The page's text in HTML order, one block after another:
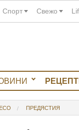
Спорт Свежо
ПРЕДЯСТИЯ